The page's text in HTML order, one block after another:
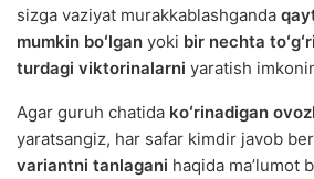
sizga vaziyat murakkablashganda
mumkin boʻlgan yoki bir nechta
turdagi viktorinalarni yaratish
Agar guruh chatida koʻrinadigan
yaratsangiz, har safar kimdir javob
variantni tanlagani haqida maʼlumot